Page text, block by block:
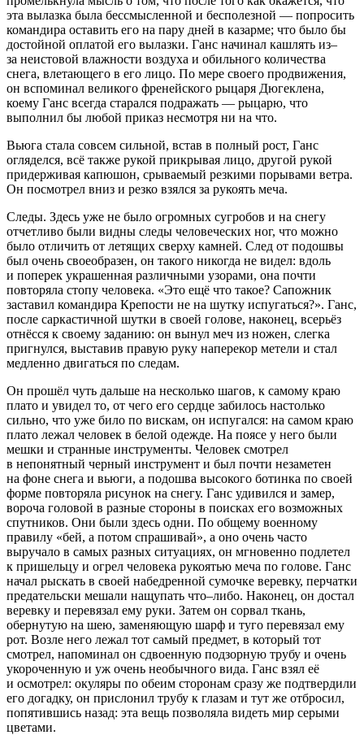
эта вылазка была бессмысленной и бесполезной — попросить
командира оставить его на пару дней в казарме; что было бы
достойной оплатой его вылазки. Ганс начинал кашлять из–
за неистовой влажности воздуха и обильного количества
снега, влетающего в его лицо. По мере своего продвижения,
он вспоминал великого френейского рыцаря Дюгеклена,
коему Ганс всегда старался подражать — рыцарю, что
выполнил бы любой приказ несмотря ни на что.
Вьюга стала совсем сильной, встав в полный рост, Ганс
огляделся, всё также рукой прикрывая лицо, другой рукой
придерживая капюшон, срываемый резкими порывами ветра.
Он посмотрел вниз и резко взялся за рукоять меча.
Следы. Здесь уже не было огромных сугробов и на снегу
отчетливо были видны следы человеческих ног, что можно
было отличить от летящих сверху камней. След от подошвы
был очень своеобразен, он такого никогда не видел: вдоль
и поперек украшенная различными узорами, она почти
повторяла стопу человека. «Это ещё что такое? Сапожник
заставил командира Крепости не на шутку испугаться?». Ганс,
после саркастичной шутки в своей голове, наконец, всерьёз
отнёсся к своему заданию: он вынул меч из ножен, слегка
пригнулся, выставив правую руку наперекор метели и стал
медленно двигаться по следам.
Он прошёл чуть дальше на несколько шагов, к самому краю
плато и увидел то, от чего его сердце забилось настолько
сильно, что уже било по вискам, он испугался: на самом краю
плато лежал человек в белой одежде. На поясе у него были
мешки и странные инструменты. Человек смотрел
в непонятный черный инструмент и был почти незаметен
на фоне снега и вьюги, а подошва высокого ботинка по своей
форме повторяла рисунок на снегу. Ганс удивился и замер,
вороча головой в разные стороны в поисках его возможных
спутников. Они были здесь одни. По общему военному
правилу «бей, а потом спрашивай», а оно очень часто
выручало в самых разных ситуациях, он мгновенно подлетел
к пришельцу и огрел человека рукоятью меча по голове. Ганс
начал рыскать в своей набедренной сумочке веревку, перчатки
предательски мешали нащупать что–либо. Наконец, он достал
веревку и перевязал ему руки. Затем он сорвал ткань,
обернутую на шею, заменяющую шарф и туго перевязал ему
рот. Возле него лежал тот самый предмет, в который тот
смотрел, напоминал он сдвоенную подзорную трубу и очень
укороченную и уж очень необычного вида. Ганс взял её
и осмотрел: окуляры по обеим сторонам сразу же подтвердили
его догадку, он прислонил трубу к глазам и тут же отбросил,
попятившись назад: эта вещь позволяла видеть мир серыми
цветами.